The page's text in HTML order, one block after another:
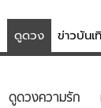
ดูดวง ข่าวบันเ
ดูดว
ดูดวงความรัก